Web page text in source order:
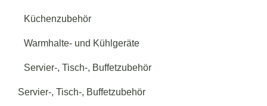
Küchenzubehör
Warmhalte- und Kühlgeräte
Servier-, Tisch-, Buffetzubehör
Servier-, Tisch-, Buffetzubehör